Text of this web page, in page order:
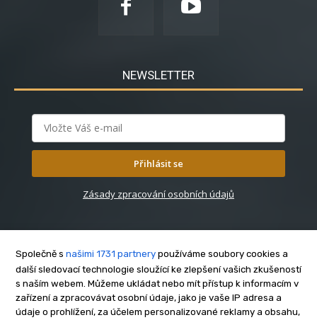
NEWSLETTER
Přihlásit se
Zásady zpracování osobních údajů
O nás
Kontakt
Společně s našimi 1731 partnery používáme soubory cookies a
další sledovací technologie sloužící ke zlepšení vašich zkušeností
s naším webem. Můžeme ukládat nebo mít přístup k informacím v
zařízení a zpracovávat osobní údaje, jako je vaše IP adresa a
údaje o prohlížení, za účelem personalizované reklamy a obsahu,